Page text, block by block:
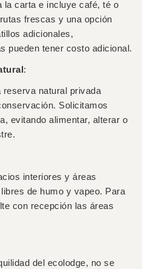
la carta e incluye café, té o
frescas y una opción
adicionales,
pueden tener costo adicional.
:
reserva natural privada
Solicitamos
evitando alimentar, alterar o
interiores y áreas
de humo y vapeo. Para
con recepción las áreas
del ecolodge, no se